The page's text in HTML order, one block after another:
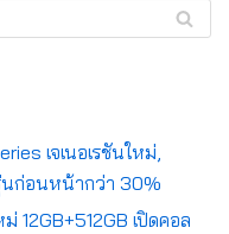
เจเนอเรชันใหม่,
นก่อนหน้ากว่า 30%
12GB+512GB เปิดคอล